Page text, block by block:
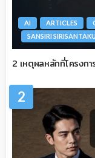
AI ARTICLES
SANSIRI
2 เหตุผลหลักที่โครงกา
2